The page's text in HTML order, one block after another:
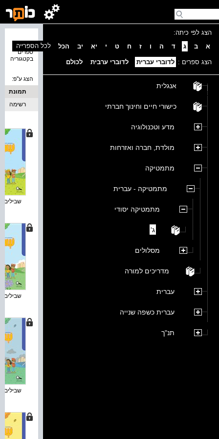
הצג לפי כיתה:
א
ב ג ד ה ו ז ח ט י יא יב הכל
הצג ספרים : לדוברי עברית לדוברי ערבית לכולם
אנגלית
כישורי חיים וחינוך חברתי
מדע וטכנולוגיה
מולדת, חברה ואזרחות
מתמטיקה
מתמטיקה - עברית
מתמטיקה יסודי
ג'
מסלולים
מדריכים למורה
עברית
עברית כשפה שנייה
תנ"ך
ספרים
בקטגוריה
לכל הספרייה
הצג ע''פ:
תמונת
כריכה
רשימה
שבילים
שבילים
שבילים